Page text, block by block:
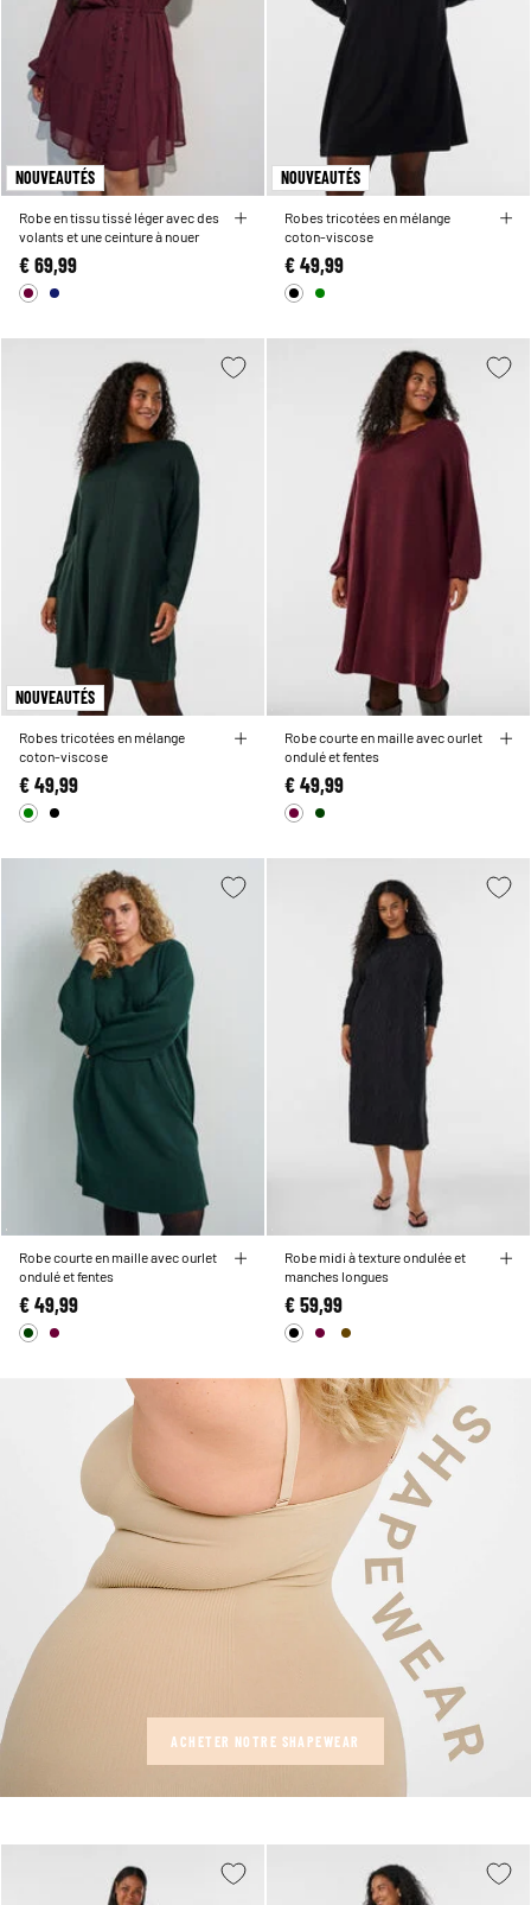
NOUVEAUTÉS
Robe en tissu tissé léger avec des
volants et une ceinture à nouer
€ 69,99
NOUVEAUTÉS
Robes tricotées en mélange
coton-viscose
€ 49,99
NOUVEAUTÉS
Robes tricotées en mélange
coton-viscose
€ 49,99
Robe courte en maille avec ourlet
ondulé et fentes
€ 49,99
Robe courte en maille avec ourlet
ondulé et fentes
€ 49,99
Robe midi à texture ondulée et
manches longues
€ 59,99
ACHETER NOTRE SHAPEWEAR